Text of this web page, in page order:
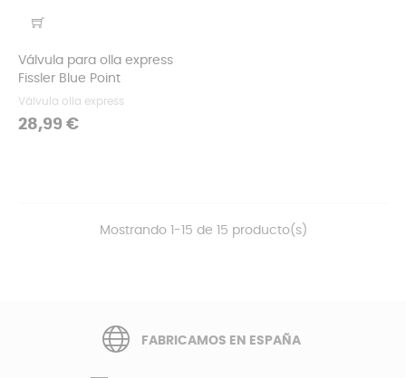
Válvula para olla express
Fissler Blue Point
Válvula olla express
Precio
28,99 €
Mostrando 1-15 de 15 producto(s)
FABRICAMOS EN ESPAÑA